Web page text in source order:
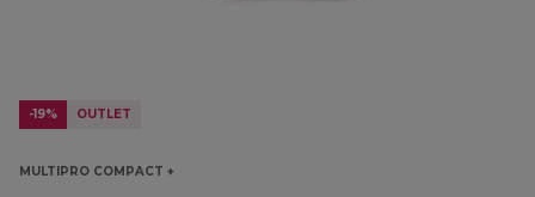
-19% OUTLET
MULTIPRO COMPACT +